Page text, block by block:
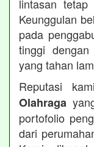
lintasan
Keunggulan
pada
tinggi
yang tahan
Reputasi
Olahraga
portofolio
dari